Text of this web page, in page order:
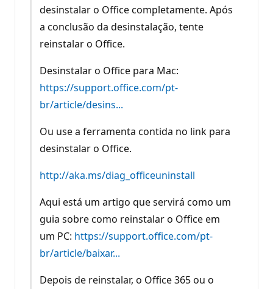
desinstalar o Office completamente. Após
a conclusão da desinstalação, tente
reinstalar o Office.
Desinstalar o Office para Mac:
https://support.office.com/pt-
br/article/desins...
Ou use a ferramenta contida no link para
desinstalar o Office.
http://aka.ms/diag_officeuninstall
Aqui está um artigo que servirá como um
guia sobre como reinstalar o Office em
um PC: https://support.office.com/pt-
br/article/baixar...
Depois de reinstalar, o Office 365 ou o